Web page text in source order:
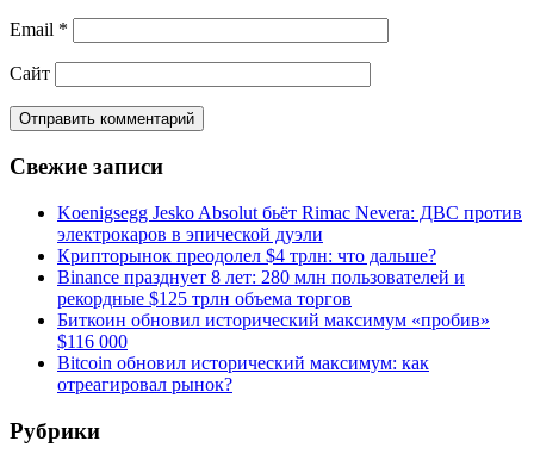
Email *
Сайт
Свежие записи
Koenigsegg Jesko Absolut бьёт Rimac Nevera: ДВС против
электрокаров в эпической дуэли
Крипторынок преодолел $4 трлн: что дальше?
Binance празднует 8 лет: 280 млн пользователей и
рекордные $125 трлн объема торгов
Биткоин обновил исторический максимум «пробив»
$116 000
Bitcoin обновил исторический максимум: как
отреагировал рынок?
Рубрики